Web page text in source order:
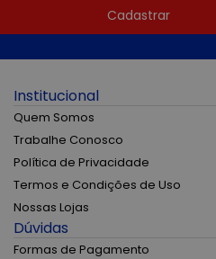
Cadastrar
Institucional
Quem Somos
Trabalhe Conosco
Política de Privacidade
Termos e Condições de Uso
Nossas Lojas
Dúvidas
Formas de Pagamento